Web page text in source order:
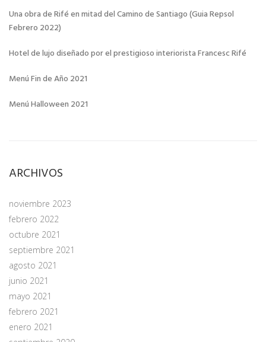
Una obra de Rifé en mitad del Camino de Santiago (Guia Repsol
Febrero 2022)
Hotel de lujo diseñado por el prestigioso interiorista Francesc Rifé
Menú Fin de Año 2021
Menú Halloween 2021
ARCHIVOS
noviembre 2023
febrero 2022
octubre 2021
septiembre 2021
agosto 2021
junio 2021
mayo 2021
febrero 2021
enero 2021